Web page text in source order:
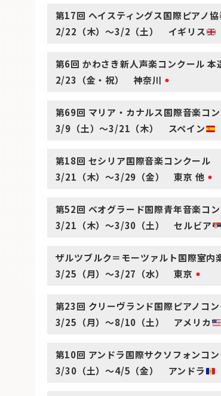
第17回 ヘイスティングス国際ピアノ
2/22（木）～3/2（土） イギリス
第6回 かわさき新人声楽コンクール 本
2/23（金・祝） 神奈川
第69回 マリア・カナルス国際音楽コ
3/9（土）～3/21（木） スペイン
第18回 セシリア国際音楽コンクール
3/21（木）～3/29（金） 東京 他
第52回 ベオグラード国際青年音楽コ
3/21（木）～3/30（土） セルビア
ザルツブルク＝モーツァルト国際室
3/25（月）～3/27（水） 東京
第23回 クリーヴランド国際ピアノコ
3/25（月）～8/10（土） アメリカ
第10回 アンドラ国際サクソフォンコ
3/30（土）～4/5（金） アンドラ